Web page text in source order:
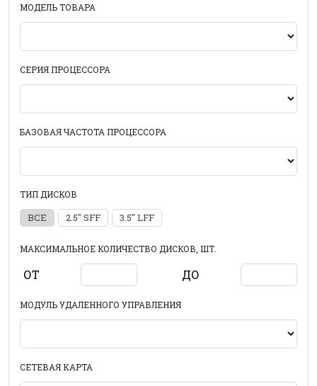
МОДЕЛЬ ТОВАРА
СЕРИЯ ПРОЦЕССОРА
БАЗОВАЯ ЧАСТОТА ПРОЦЕССОРА
ТИП ДИСКОВ
ВСЕ 2.5" SFF 3.5" LFF
МАКСИМАЛЬНОЕ КОЛИЧЕСТВО ДИСКОВ, ШТ.
ОТ ДО
МОДУЛЬ УДАЛЕННОГО УПРАВЛЕНИЯ
СЕТЕВАЯ КАРТА